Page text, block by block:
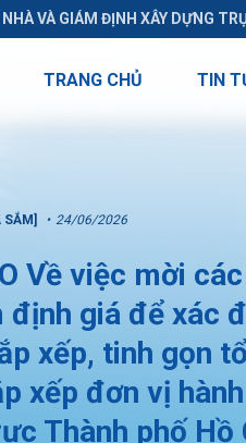
VÀ GIÁM ĐỊNH XÂY DỰNG
TRANG CHỦ TIN
SẮM] 24/06/2026
Về việc mời
định giá để xác
xếp, tinh gọn
xếp đơn vị
Thành phố